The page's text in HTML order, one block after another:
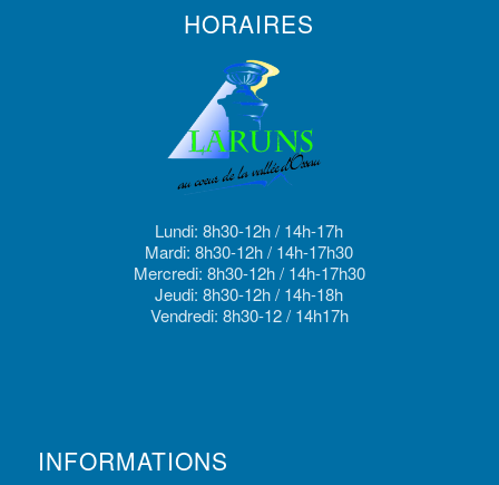
HORAIRES
Lundi: 8h30-12h / 14h-17h
Mardi: 8h30-12h / 14h-17h30
Mercredi: 8h30-12h / 14h-17h30
Jeudi: 8h30-12h / 14h-18h
Vendredi: 8h30-12 / 14h17h
INFORMATIONS